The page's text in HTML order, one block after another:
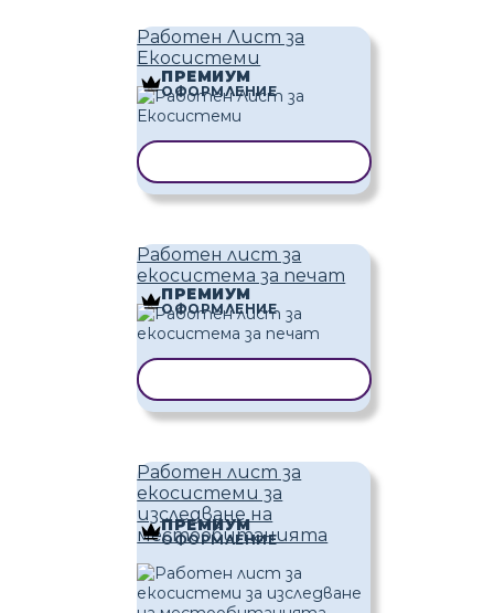
Работен Лист за
Екосистеми
ПРЕМИУМ
ОФОРМЛЕНИЕ
Работен лист за
екосистема за печат
ПРЕМИУМ
ОФОРМЛЕНИЕ
Работен лист за
екосистеми за
изследване на
местообитанията
ПРЕМИУМ
ОФОРМЛЕНИЕ